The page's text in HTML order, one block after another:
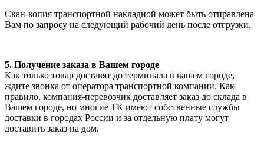
Скан-копия транспортной накладной может быть отправлена
Вам по запросу на следующий рабочий день после отгрузки.
5. Получение заказа в Вашем городе
Как только товар доставят до терминала в вашем городе,
ждите звонка от оператора транспортной компании. Как
правило, компания-перевозчик доставляет заказ до склада в
Вашем городе, но многие ТК имеют собственные службы
доставки в городах России и за отдельную плату могут
доставить заказ на дом.